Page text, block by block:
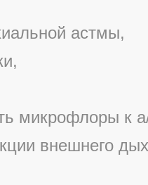
астмы,
микрофлоры к
внешнего